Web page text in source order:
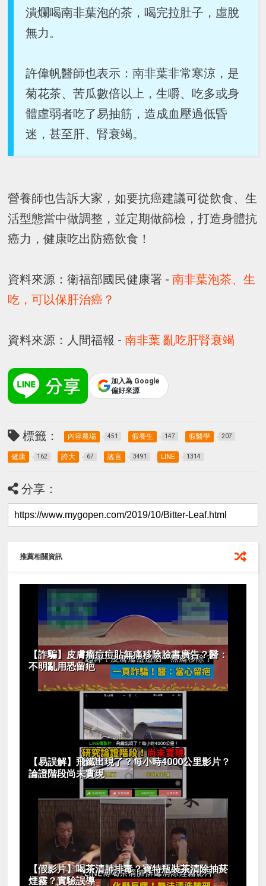
潰爛喝南非葉泡的茶，喝完拉肚子，虛脫
無力。
許偉帆醫師也表示：南非葉非常寒涼，是
菊花茶、苦瓜數倍以上，生嚼、吃多或身
體虛弱者吃了易抽筋，造成血壓過低昏
迷，甚至肝、腎衰竭。
營養師也告訴大家，如要抗癌建議可從飲食、生
活型態當中做調整，並定期做篩檢，打造身體抗
癌力，健康吃出防癌飲食！
資料來源：衛福部國民健康署 -南非葉泡茶、生
吃，可以保肝治癌？
資料來源：人間福報 -南非葉 亂吃肝腎衰竭
加入為 Google
偏好來源
標籤： 內容農場 451 假養生 147 假醫學 207
健康 162 誇大 67 謠言 3491 LINE 1314
分享：
推薦相關資訊
【詐騙】皮膚瘤痘痘貼無痛移除臉書廣告？醫：
不明亂用恐留疤
【易誤解】飛鐵出現了？每小時4000公里影片？
論證階段尚未實現
【假影片】喝茶清肺排毒？寶特瓶裝茶清除抽菸
煙霧？實驗誤導